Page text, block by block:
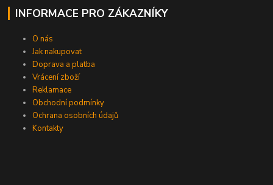
INFORMACE PRO ZÁKAZNÍKY
O nás
Jak nakupovat
Doprava a platba
Vrácení zboží
Reklamace
Obchodní podmínky
Ochrana osobních údajů
Kontakty